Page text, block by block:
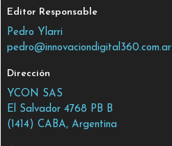
Editor Responsable
Pedro Ylarri
pedro@innovaciondigital360.com.ar
Dirección
YCON SAS
El Salvador 4768 PB B
(1414) CABA, Argentina